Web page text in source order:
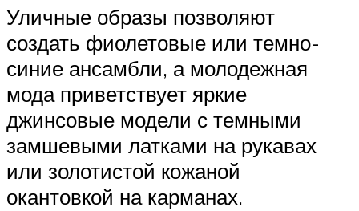
Уличные образы позволяют
создать фиолетовые или темно-
синие ансамбли, а молодежная
мода приветствует яркие
джинсовые модели с темными
замшевыми латками на рукавах
или золотистой кожаной
окантовкой на карманах.